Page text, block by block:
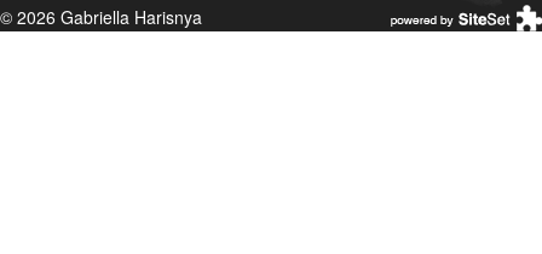
© 2026 Gabriella Harisnya